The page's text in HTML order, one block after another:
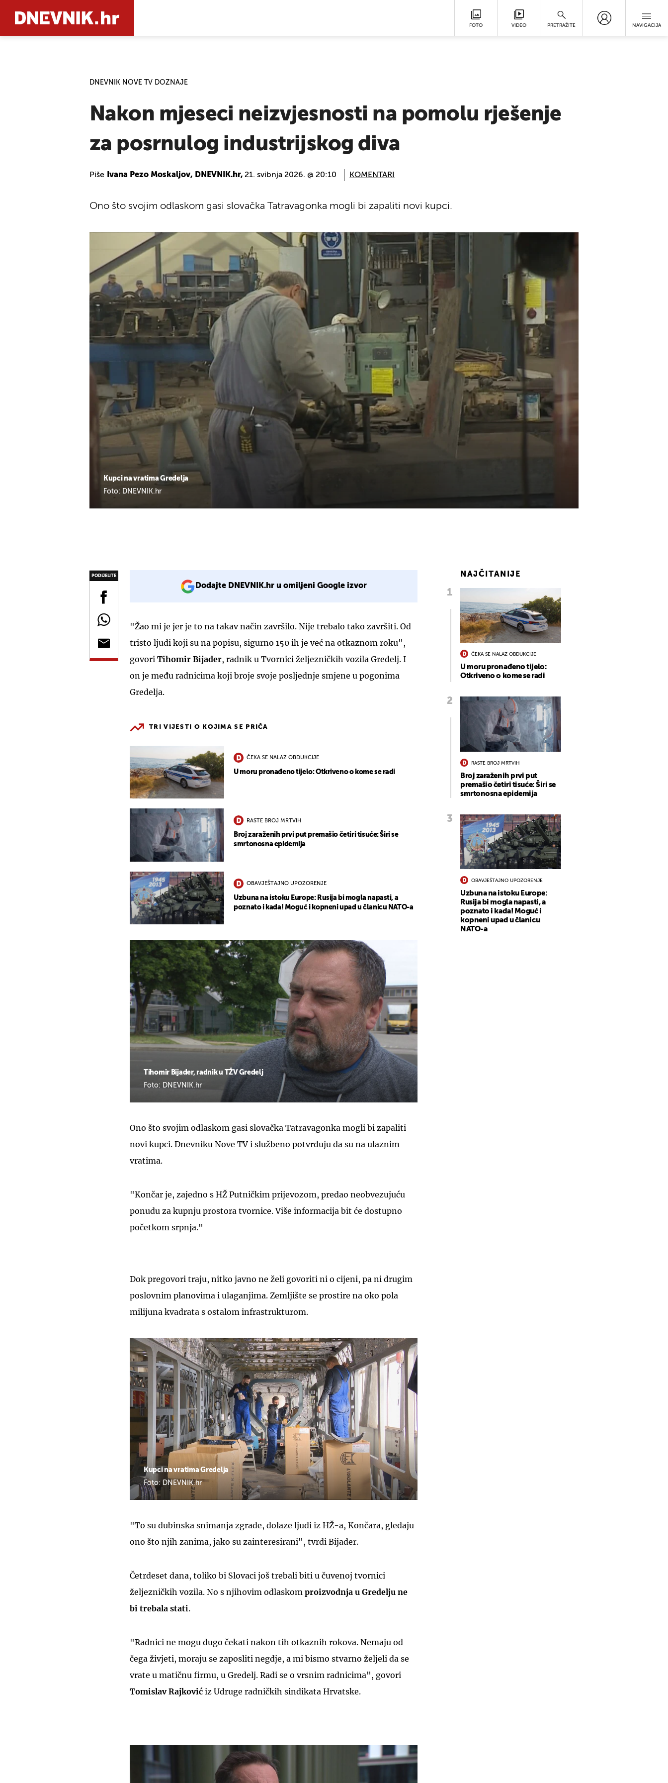
FOTO VIDEO PRETRAŽITE NAVIGACIJA
DNEVNIK NOVE TV DOZNAJE
Nakon mjeseci neizvjesnosti na pomolu rješenje
za posrnulog industrijskog diva
Piše Ivana Pezo Moskaljov, DNEVNIK.hr, 21. svibnja 2026. @ 20:10 KOMENTARI
Kupci na vratima Gredelja
Foto: DNEVNIK.hr
Ono što svojim odlaskom gasi slovačka Tatravagonka mogli bi zapaliti novi kupci.
PODIJELITE
Dodajte DNEVNIK.hr u omiljeni Google izvor
"Žao mi je jer je to na takav način završilo. Nije trebalo tako završiti. Od
tristo ljudi koji su na popisu, sigurno 150 ih je već na otkaznom roku",
govori Tihomir Bijader, radnik u Tvornici željezničkih vozila Gredelj. I
on je među radnicima koji broje svoje posljednje smjene u pogonima
Gredelja.
TRI VIJESTI O KOJIMA SE PRIČA
ČEKA SE NALAZ OBDUKCIJE
U moru pronađeno tijelo: Otkriveno o kome se radi
RASTE BROJ MRTVIH
Broj zaraženih prvi put premašio četiri tisuće: Širi se
smrtonosna epidemija
OBAVJEŠTAJNO UPOZORENJE
Uzbuna na istoku Europe: Rusija bi mogla napasti, a
poznato i kada! Moguć i kopneni upad u članicu NATO-a
Tihomir Bijader, radnik u TŽV Gredelj
Foto: DNEVNIK.hr
Ono što svojim odlaskom gasi slovačka Tatravagonka mogli bi zapaliti
novi kupci. Dnevniku Nove TV i službeno potvrđuju da su na ulaznim
vratima.
"Končar je, zajedno s HŽ Putničkim prijevozom, predao neobvezujuću
ponudu za kupnju prostora tvornice. Više informacija bit će dostupno
početkom srpnja."
Dok pregovori traju, nitko javno ne želi govoriti ni o cijeni, pa ni drugim
poslovnim planovima i ulaganjima. Zemljište se prostire na oko pola
milijuna kvadrata s ostalom infrastrukturom.
Kupci na vratima Gredelja
Foto: DNEVNIK.hr
"To su dubinska snimanja zgrade, dolaze ljudi iz HŽ-a, Končara, gledaju
ono što njih zanima, jako su zainteresirani", tvrdi Bijader.
Četrdeset dana, toliko bi Slovaci još trebali biti u čuvenoj tvornici
željezničkih vozila. No s njihovim odlaskom proizvodnja u Gredelju ne
bi trebala stati.
"Radnici ne mogu dugo čekati nakon tih otkaznih rokova. Nemaju od
čega živjeti, moraju se zaposliti negdje, a mi bismo stvarno željeli da se
vrate u matičnu firmu, u Gredelj. Radi se o vrsnim radnicima", govori
Tomislav Rajković iz Udruge radničkih sindikata Hrvatske.
NAJČITANIJE
ČEKA SE NALAZ OBDUKCIJE
U moru pronađeno tijelo:
Otkriveno o kome se radi
RASTE BROJ MRTVIH
Broj zaraženih prvi put
premašio četiri tisuće: Širi se
smrtonosna epidemija
OBAVJEŠTAJNO UPOZORENJE
Uzbuna na istoku Europe:
Rusija bi mogla napasti, a
poznato i kada! Moguć i
kopneni upad u članicu
NATO-a
UKLJUČITE NOTIFIKACIJE